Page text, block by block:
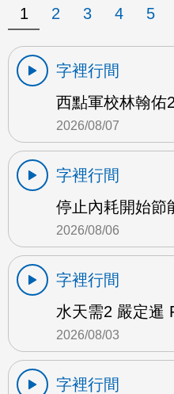
1 2 3 4 5
字裡行間
西點軍校林翰佑
2026/08/07
字裡行間
停止內耗開始節
2026/08/06
字裡行間
水天需2 嚴定暹
2026/08/03
字裡行間